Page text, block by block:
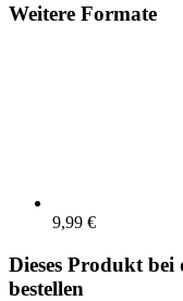
Weitere Formate
9,99 €
Dieses Produkt
bestellen